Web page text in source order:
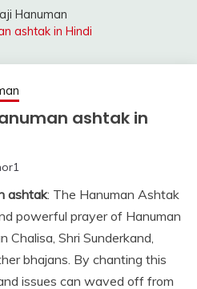
Hanuman
ashtak in Hindi
ashtak in
ashtak: The Hanuman Ashtak
powerful prayer of Hanuman
Chalisa, Shri Sunderkand,
bhajans. By chanting this
issues can waved off from